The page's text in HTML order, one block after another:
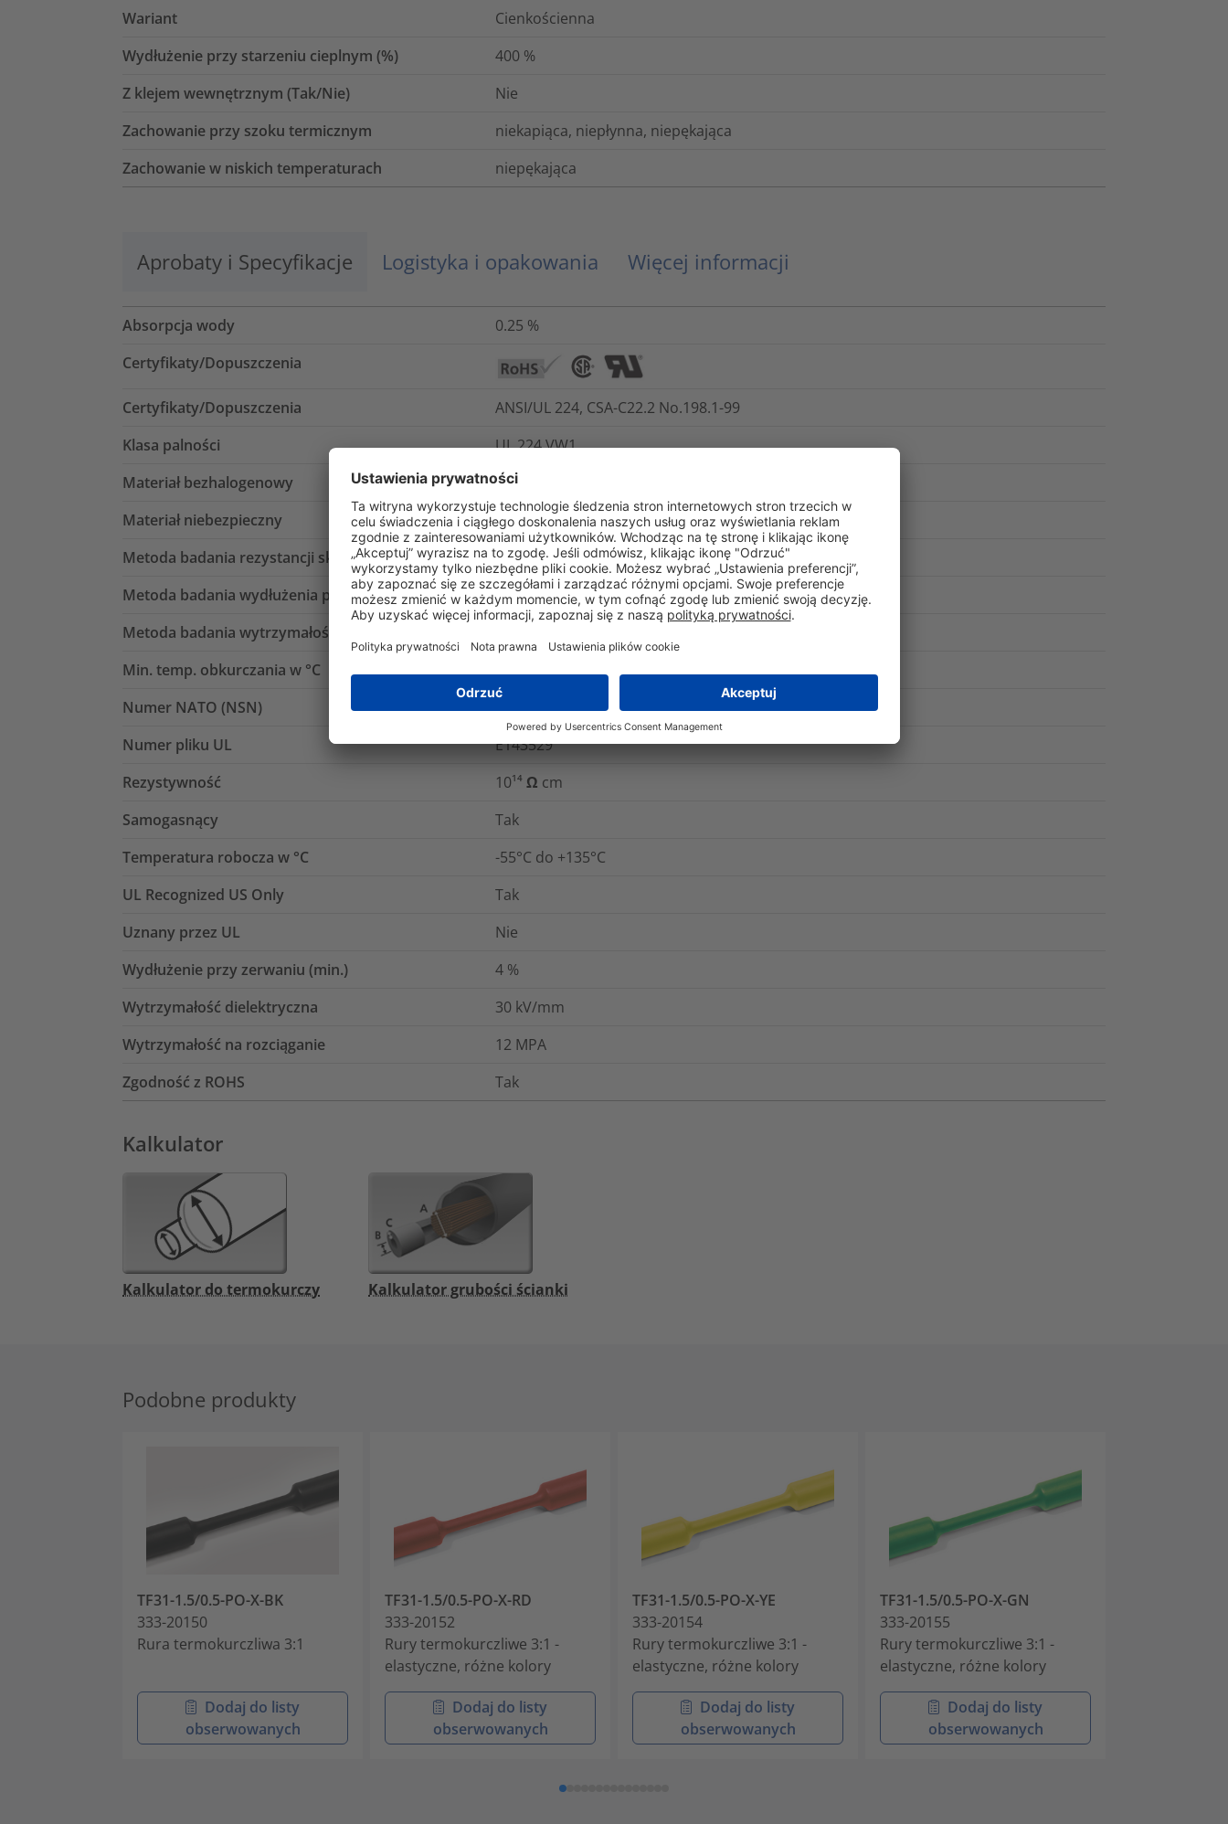
Wariant
Cienkościenna
Wydłużenie przy starzeniu cieplnym (%)
400 %
Z klejem wewnętrznym (Tak/Nie)
Nie
Zachowanie przy szoku termicznym
niekapiąca, niepłynna, niepękająca
Zachowanie w niskich temperaturach
niepękająca
Aprobaty i Specyfikacje Logistyka i opakowania Więcej informacji
Absorpcja wody 0.25 %
Certyfikaty/Dopuszczenia
Certyfikaty/Dopuszczenia
ANSI/UL 224, CSA-C22.2 No.198.1-99
Klasa palności
UL 224 VW1
Materiał bezhalogenowy
Nie
Materiał niebezpieczny
Nie
Metoda badania rezystancji skrośnej
ASTM D876
Metoda badania wydłużenia przy zerwaniu
ASTM D638
Metoda badania wytrzymałości na rozciąganie
Min. temp. obkurczania w °C
+105°C
Numer NATO (NSN)
5970-12-329-3375
Numer pliku UL
E143529
Rezystywność
10¹⁴ Ω cm
Samogasnący
Tak
Temperatura robocza w °C
-55°C do +135°C
UL Recognized US Only
Tak
Uznany przez UL
Nie
Wydłużenie przy zerwaniu (min.)
4 %
Wytrzymałość dielektryczna
30 kV/mm
Wytrzymałość na rozciąganie
12 MPA
Zgodność z ROHS
Tak
Kalkulator
Kalkulator do termokurczy Kalkulator grubości ścianki
Podobne produkty
TF31-1.5/0.5-PO-X-BK
333-20150
Rura termokurczliwa 3:1
Dodaj do listy
obserwowanych
TF31-1.5/0.5-PO-X-RD
333-20152
Rury termokurczliwe 3:1 -
elastyczne, różne kolory
Dodaj do listy
obserwowanych
TF31-1.5/0.5-PO-X-YE
333-20154
Rury termokurczliwe 3:1 -
elastyczne, różne kolory
Dodaj do listy
obserwowanych
TF31-1.5/0.5-PO-X-GN
333-20155
Rury termokurczliwe 3:1 -
elastyczne, różne kolory
Dodaj do listy
obserwowanych